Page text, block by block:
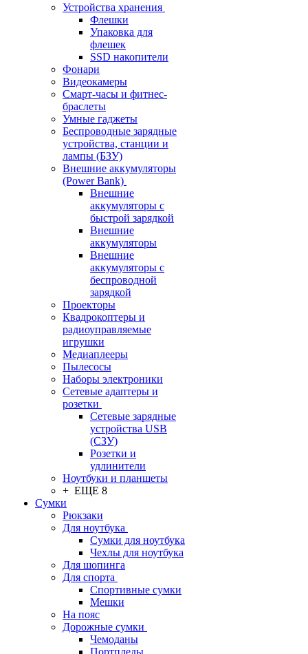
Устройства хранения
Флешки
Упаковка для
флешек
SSD накопители
Фонари
Видеокамеры
Смарт-часы и фитнес-
браслеты
Умные гаджеты
Беспроводные зарядные
устройства, станции и
лампы (БЗУ)
Внешние аккумуляторы
(Power Bank)
Внешние
аккумуляторы с
быстрой зарядкой
Внешние
аккумуляторы
Внешние
аккумуляторы с
беспроводной
зарядкой
Проекторы
Квадрокоптеры и
радиоуправляемые
игрушки
Медиаплееры
Пылесосы
Наборы электроники
Сетевые адаптеры и
розетки
Сетевые зарядные
устройства USB
(СЗУ)
Розетки и
удлинители
Ноутбуки и планшеты
+ ЕЩЕ 8
Сумки
Рюкзаки
Для ноутбука
Сумки для ноутбука
Чехлы для ноутбука
Для шопинга
Для спорта
Спортивные сумки
Мешки
На пояс
Дорожные сумки
Чемоданы
Портпледы